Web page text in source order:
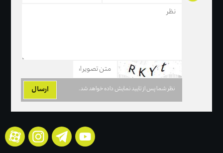
نظر شما پس از تایید نمایش داده خواهد شد.